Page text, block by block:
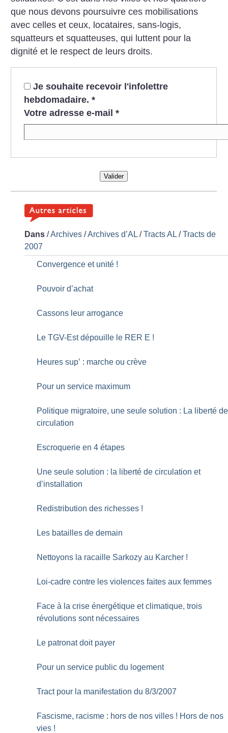
que nous devons poursuivre ces mobilisations
avec celles et ceux, locataires, sans-logis,
squatteurs et squatteuses, qui luttent pour la
dignité et le respect de leurs droits.
Je souhaite recevoir l'infolettre
hebdomadaire. *
Votre adresse e-mail *
Valider
Dans /Archives /Archives d’AL /Tracts AL /Tracts de
2007
Convergence et unité !
Pouvoir d’achat
Cassons leur arrogance
Le TGV-Est dépouille le RER E !
Heures sup’ : marche ou crève
Pour un service maximum
Politique migratoire, une seule solution : La liberté de
circulation
Escroquerie en 4 étapes
Une seule solution : la liberté de circulation et
d’installation
Redistribution des richesses !
Les batailles de demain
Nettoyons la racaille Sarkozy au Karcher !
Loi-cadre contre les violences faites aux femmes
Face à la crise énergétique et climatique, trois
révolutions sont nécessaires
Le patronat doit payer
Pour un service public du logement
Tract pour la manifestation du 8/3/2007
Fascisme, racisme : hors de nos villes ! Hors de nos
vies !